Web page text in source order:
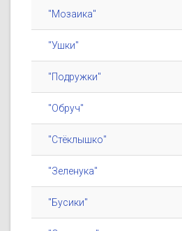
"Мозаика"
"Ушки"
"Подружки"
"Обруч"
"Стёклышко"
"Зеленука"
"Бусики"